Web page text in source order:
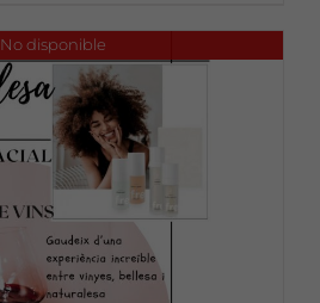
No disponible